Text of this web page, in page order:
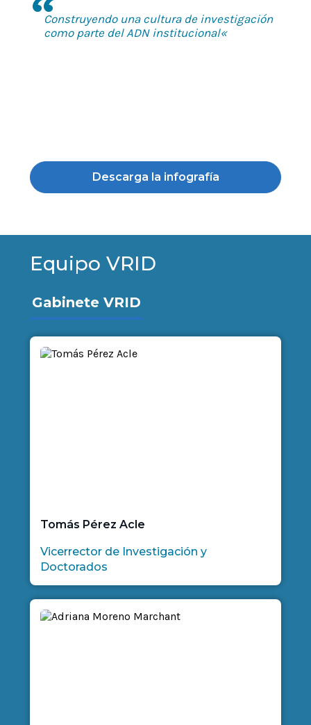
Construyendo una cultura de investigación
como parte del ADN institucional«
Descarga la infografía
Equipo VRID
Gabinete VRID
Tomás Pérez Acle
Vicerrector de Investigación y
Doctorados